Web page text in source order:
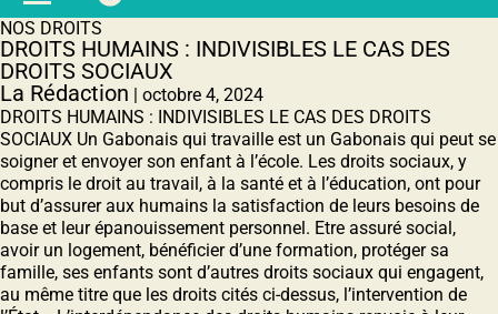
NOS DROITS
DROITS HUMAINS : INDIVISIBLES LE CAS DES
DROITS SOCIAUX
La Rédaction
octobre 4, 2024
DROITS HUMAINS : INDIVISIBLES LE CAS DES DROITS
SOCIAUX Un Gabonais qui travaille est un Gabonais qui peut se
soigner et envoyer son enfant à l’école. Les droits sociaux, y
compris le droit au travail, à la santé et à l’éducation, ont pour
but d’assurer aux humains la satisfaction de leurs besoins de
base et leur épanouissement personnel. Etre assuré social,
avoir un logement, bénéficier d’une formation, protéger sa
famille, ses enfants sont d’autres droits sociaux qui engagent,
au même titre que les droits cités ci-dessus, l’intervention de